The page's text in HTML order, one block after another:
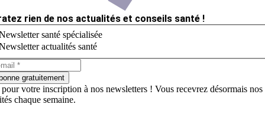
rien de nos actualités et conseils santé !
santé spécialisée
actualités santé
gratuitement
votre inscription à nos newsletters ! Vous recevrez désormais nos
chaque semaine.